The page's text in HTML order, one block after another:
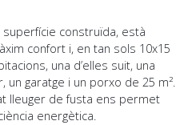
construïda, està
confort i, en tan sols 10x15
una d’elles suit, una
un garatge i un porxo de 25 m².
lleuger de fusta ens permet
energètica.